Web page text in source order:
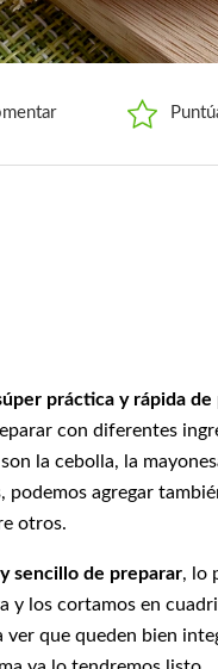
práctica y rápida de
con diferentes
la cebolla, la
podemos agregar
otros.
sencillo de preparar, lo
y los cortamos en
ver que queden bien